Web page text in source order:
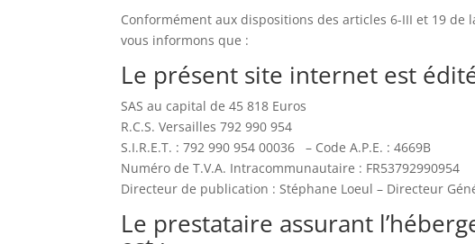
Conformément aux dispositions des articles 6-III et 19 de
vous informons que :
Le présent site internet est
SAS au capital de 45 818 Euros
R.C.S. Versailles 792 990 954
S.I.R.E.T. : 792 990 954 00036 – Code A.P.E. : 4669B
Numéro de T.V.A. Intracommunautaire : FR53792990954
Directeur de publication : Stéphane Loeul – Directeur
Le prestataire assurant